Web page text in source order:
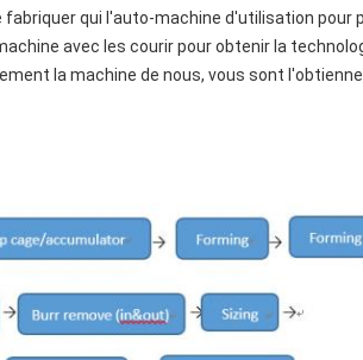
qui l'auto-machine d'utilisation pour
avec les courir pour obtenir la
la machine de nous, vous sont